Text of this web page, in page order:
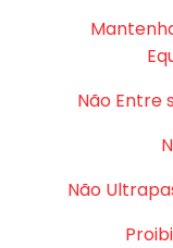
Não Entre
Não